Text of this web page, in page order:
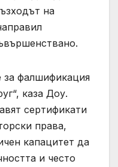
на
за фалшификация
каза Доу.
сертификати
права,
капацитет да
и често